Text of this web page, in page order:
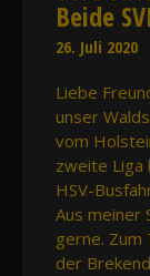
Beide
26. Juli 2020
Liebe
unser
vom
zweite Liga
HSV-
Aus meiner
gerne.
der